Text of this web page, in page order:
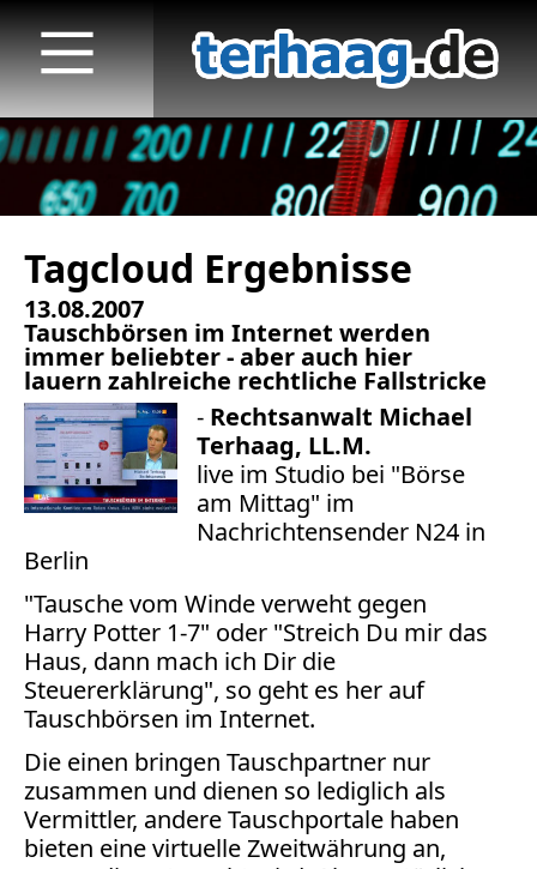
Tagcloud Ergebnisse
13.08.2007
Tauschbörsen im Internet werden
immer beliebter - aber auch hier
lauern zahlreiche rechtliche Fallstricke
- Rechtsanwalt Michael
Terhaag, LL.M.
live im Studio bei "Börse
am Mittag" im
Nachrichtensender N24 in
Berlin
"Tausche vom Winde verweht gegen
Harry Potter 1-7" oder "Streich Du mir das
Haus, dann mach ich Dir die
Steuererklärung", so geht es her auf
Tauschbörsen im Internet.
Die einen bringen Tauschpartner nur
zusammen und dienen so lediglich als
Vermittler, andere Tauschportale haben
bieten eine virtuelle Zweitwährung an,
Startseite
Veröffentlichungen
TV
Radio
print & online
Bücher
Vita
Kontakt
Datenschutz
AGB
Abmahnung